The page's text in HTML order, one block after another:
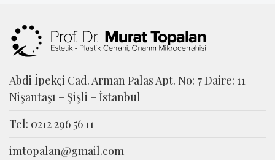
Abdi İpekçi Cad. Arman Palas Apt. No: 7 Daire: 11
Nişantaşı – Şişli – İstanbul
Tel: 0212 296 56 11
imtopalan@gmail.com